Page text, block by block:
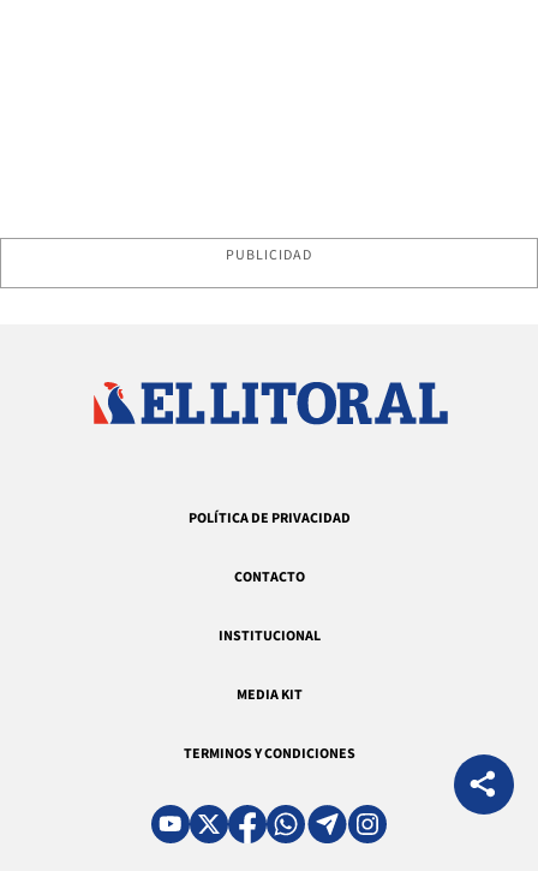
PUBLICIDAD
POLÍTICA DE PRIVACIDAD
CONTACTO
INSTITUCIONAL
MEDIA KIT
TERMINOS Y CONDICIONES